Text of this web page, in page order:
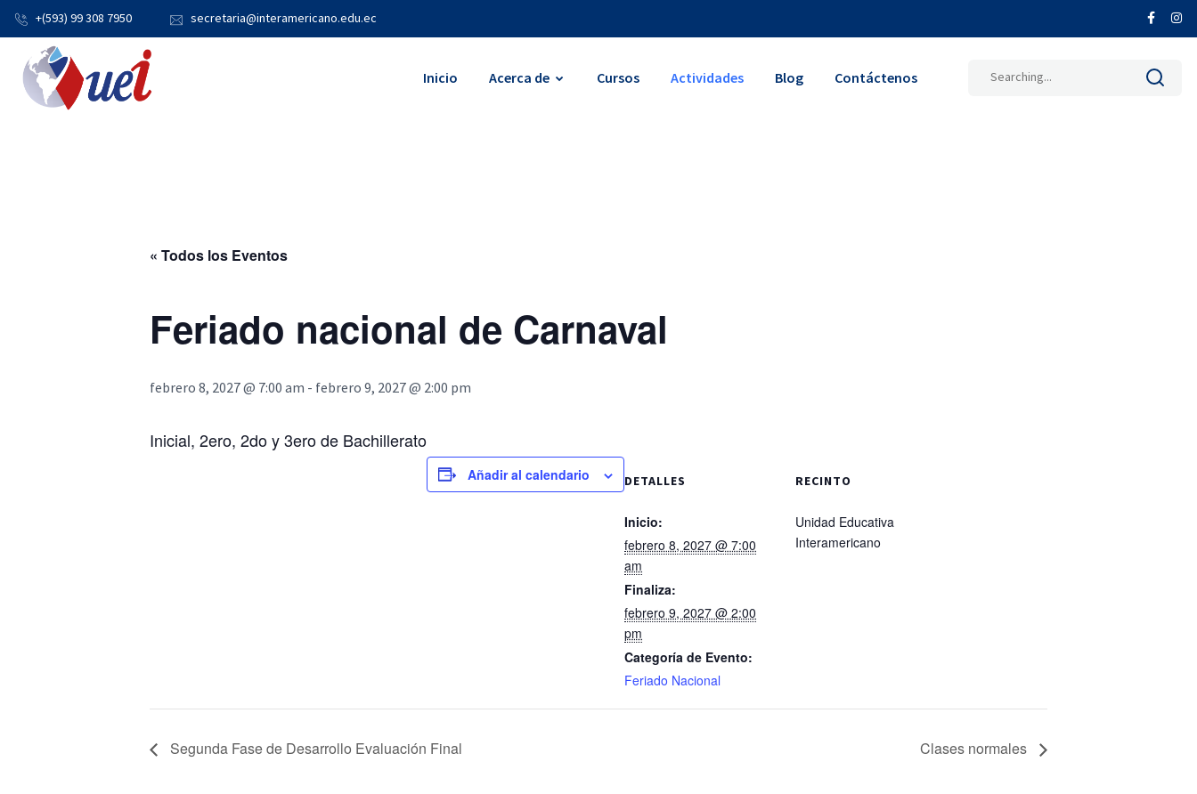
+(593) 99 308 7950 secretaria@interamericano.edu.ec
Inicio Acerca de Cursos Actividades Blog Contáctenos
Search
« Todos los Eventos
Feriado nacional de Carnaval
febrero 8, 2027 @ 7:00 am - febrero 9, 2027 @ 2:00 pm
Inicial, 2ero, 2do y 3ero de Bachillerato
Añadir al calendario DETALLES
Inicio:
febrero 8, 2027 @ 7:00
am
Finaliza:
febrero 9, 2027 @ 2:00
pm
Categoría de Evento:
Feriado Nacional
RECINTO
Unidad Educativa
Interamericano
Segunda Fase de Desarrollo Evaluación Final Clases normales